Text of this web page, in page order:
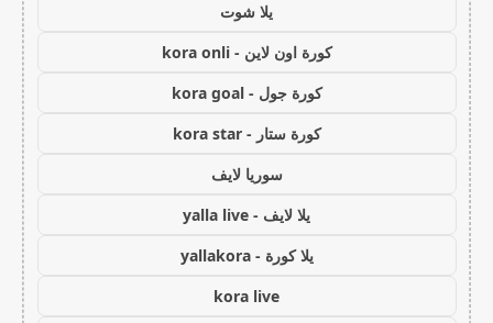
يلا شوت
كورة اون لاين - kora onli
كورة جول - kora goal
كورة ستار - kora star
سوريا لايف
يلا لايف - yalla live
يلا كورة - yallakora
kora live